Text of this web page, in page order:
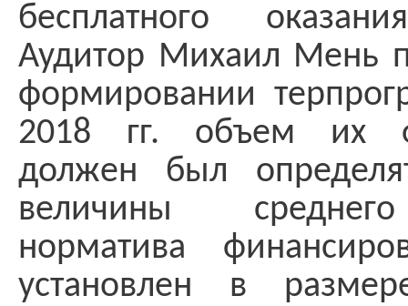
бесплатного
Аудитор Михаил Мень
формировании
2018 гг. объем их
должен был
величины
норматива
установлен в